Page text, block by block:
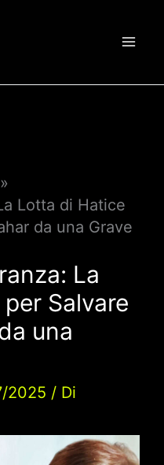
Lotta di Hatice
da una Grave
La
Salvare
una
2025 / Di